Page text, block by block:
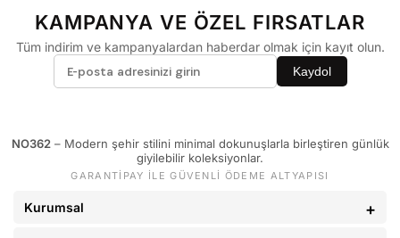
KAMPANYA VE ÖZEL FIRSATLAR
Tüm indirim ve kampanyalardan haberdar olmak için kayıt olun.
Kaydol
NO362– Modern şehir stilini minimal dokunuşlarla birleştiren günlük
giyilebilir koleksiyonlar.
GARANTİPAY İLE GÜVENLİ ÖDEME ALTYAPISI
Kurumsal